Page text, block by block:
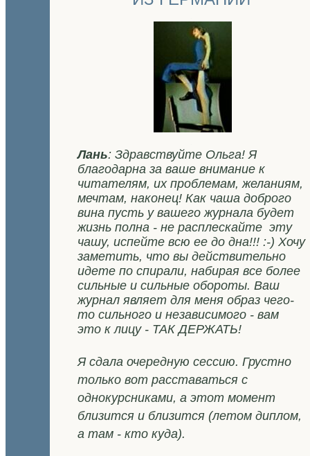
Лань: Здравствуйте Ольга! Я
благодарна за ваше внимание к
читателям, их проблемам, желаниям,
мечтам, наконец! Как чаша доброго
вина пусть у вашего журнала будет
жизнь полна - не расплескайте эту
чашу, испейте всю ее до дна!!! :-) Хочу
заметить, что вы действительно
идете по спирали, набирая все более
сильные и сильные обороты. Ваш
журнал являет для меня образ чего-
то сильного и независимого - вам
это к лицу - ТАК ДЕРЖАТЬ!
Я сдала очередную сессию. Грустно
только вот расставаться с
однокурсниками, а этот момент
близится и близится (летом диплом,
а там - кто куда).